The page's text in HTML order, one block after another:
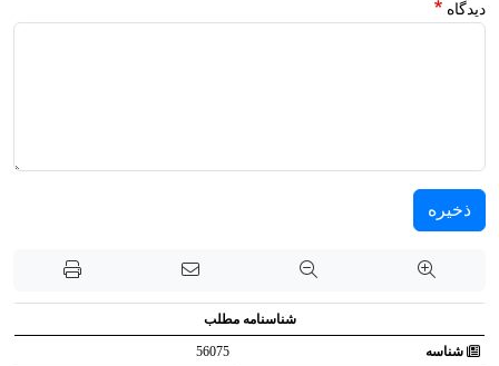
دیدگاه
ذخیره
شناسنامه مطلب
شناسه 56075